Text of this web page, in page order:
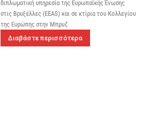
διπλωματική υπηρεσία της Ευρωπαϊκής Ένωσης
στις Βρυξέλλες (EEAS) και σε κτίρια του Κολλεγίου
της Ευρώπης στην Μπρυζ
Διαβάστε περισσότερα